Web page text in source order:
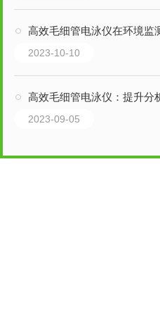
高效毛细管电泳仪在环境监测中的应
2023-10-10
高效毛细管电泳仪：提升分析效率的关
2023-09-05